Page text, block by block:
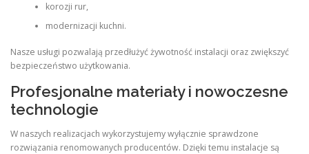
korozji rur,
modernizacji kuchni.
Nasze usługi pozwalają przedłużyć żywotność instalacji oraz zwiększyć
bezpieczeństwo użytkowania.
Profesjonalne materiały i nowoczesne
technologie
W naszych realizacjach wykorzystujemy wyłącznie sprawdzone
rozwiązania renomowanych producentów. Dzięki temu instalacje są